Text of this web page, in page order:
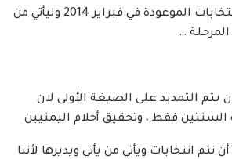
– لابد أن تبدأ الانتخابات الموعودة في فبراير 2014 وليأتي من
…
التمديد على الصيغة الأولى لان
فقط ، وتحقيق أحلام اليمنيين
ويأتي من يأتي ويديرها لأننا